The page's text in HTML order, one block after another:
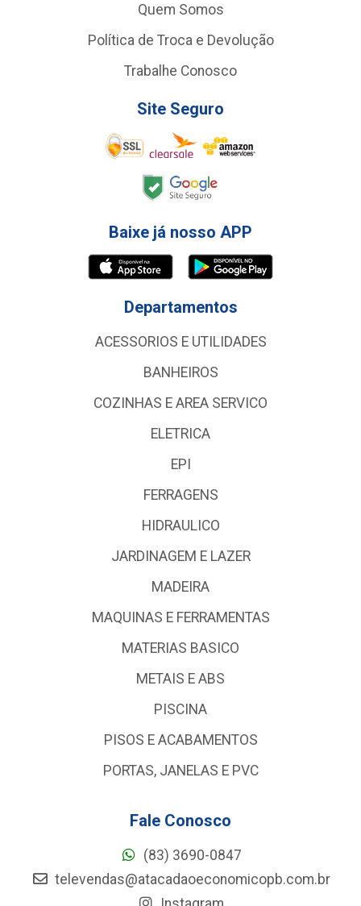
Quem Somos
Política de Troca e Devolução
Trabalhe Conosco
Site Seguro
Baixe já nosso APP
Departamentos
ACESSORIOS E UTILIDADES
BANHEIROS
COZINHAS E AREA SERVICO
ELETRICA
EPI
FERRAGENS
HIDRAULICO
JARDINAGEM E LAZER
MADEIRA
MAQUINAS E FERRAMENTAS
MATERIAS BASICO
METAIS E ABS
PISCINA
PISOS E ACABAMENTOS
PORTAS, JANELAS E PVC
Fale Conosco
(83) 3690-0847
televendas@atacadaoeconomicopb.com.br